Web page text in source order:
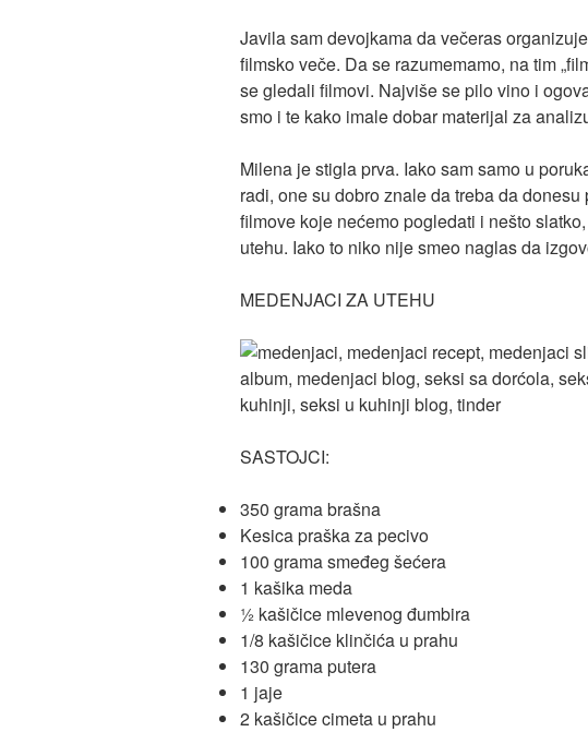
Javila sam devojkama da večeras
filmsko veče. Da se razumemamo, na tim
se gledali filmovi. Najviše se pilo vino i
smo i te kako imale dobar materijal za
Milena je stigla prva. Iako sam samo u
radi, one su dobro znale da treba da
filmove koje nećemo pogledati i nešto
utehu. Iako to niko nije smeo naglas da
MEDENJACI ZA UTEHU
SASTOJCI:
350 grama brašna
Kesica praška za pecivo
100 grama smeđeg šećera
1 kašika meda
½ kašičice mlevenog đumbira
1/8 kašičice klinčića u prahu
130 grama putera
1 jaje
2 kašičice cimeta u prahu